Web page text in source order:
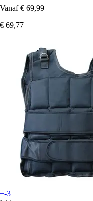
Vanaf € 69,99
€ 69,77
+-3